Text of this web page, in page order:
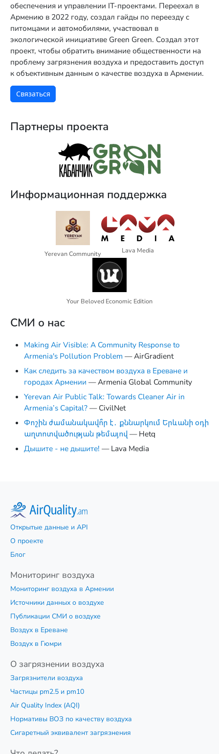
обеспечения и управлении IT-проектами. Переехал в
Армению в 2022 году, создал гайды по переезду с
питомцами и автомобилями, участвовал в
экологической инициативе Green Green. Создал этот
проект, чтобы обратить внимание общественности на
проблему загрязнения воздуха и предоставить доступ
к объективным данным о качестве воздуха в Армении.
Связаться
Партнеры проекта
Информационная поддержка
Yerevan Community Lava Media
Your Beloved Economic Edition
СМИ о нас
Making Air Visible: A Community Response to
Armenia's Pollution Problem — AirGradient
Как следить за качеством воздуха в Ереване и
городах Армении — Armenia Global Community
Yerevan Air Public Talk: Towards Cleaner Air in
Armenia’s Capital?— CivilNet
Փոշին ժամանակավո՞ր է․ քննարկում Երևանի օդի
աղտոտվածության թեմայով— Hetq
Дышите - не дышите! — Lava Media
Открытые данные и API
О проекте
Блог
Мониторинг воздуха
Мониторинг воздуха в Армении
Источники данных о воздухе
Публикации СМИ о воздухе
Воздух в Ереване
Воздух в Гюмри
О загрязнении воздуха
Загрязнители воздуха
Частицы pm2.5 и pm10
Air Quality Index (AQI)
Нормативы ВОЗ по качеству воздуха
Сигаретный эквивалент загрязнения